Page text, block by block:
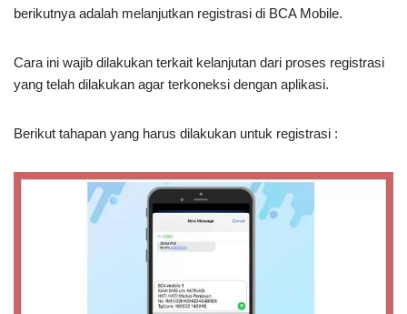
berikutnya adalah melanjutkan registrasi di BCA Mobile.
Cara ini wajib dilakukan terkait kelanjutan dari proses registrasi
yang telah dilakukan agar terkoneksi dengan aplikasi.
Berikut tahapan yang harus dilakukan untuk registrasi :